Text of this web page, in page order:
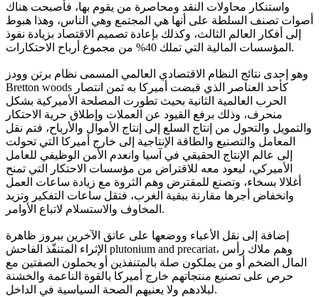
واستنكار محاولات النقد ومحاصرة من يقوم بها، فأصبحت هناك
أصوات تصنف السلطة على أنها هي المجتمع وهي الناس، وهذا هبوط
إلى أفكار العالم الثالث، وكذلك بإعادة تصميم الاقتصاد بزيادة نفوذ
المؤسسات المالية التي تملك 40% من مجموع أرباح الاحتكارات.
وهو إحدى نتائج النظام الاقتصادي العالمي المسمى نظام برتن وودز
Bretton woods كأحد العناصر الذي قبضت أميركا به ثمن انتصار
الحرب العالمية الثانية بحيث تطورت المصلحة الأميركية بشكل
منحرف، وذلك برفع القيود عن العملات وإطلاق حرية الاحتكار
والتمويل والتحول من إنتاج السلع إلى إنتاج الأموال والأرباح، فتم نقل
المعامل والتصنيع والطاقة الإنتاجية إلى خارج أميركا التي تحولت
إلى عالم الإنتاج الحقيقي في آسيا وانعدم الأمن الوظيفي للعامل
الأميركي، ليعود معه للاقتراض من مؤسسات الاحتكار التي تمنح
أغلالا بسخاء، وتصنع للمقترض وهم الثروة مع زيادة ساعات العمل
وانخفاض أجرها مقارنة ببقية الغرب، فتقل ساعات التفكير وتزيد
المخاوف والاستسلام لاتباع الأوامر.
إضافة إلى نقل الأعباء ووضعها على عاتق الآخرين ببروز ظاهرة
الإثراء المتنفّذ الفاحش plutonium and precariat، وهم ملاك رأس
المال الضخم أو من يملكون صلة بالمتنفذين أو يحملون الصفتين مع
حرص على تصنيع منتجاتهم خارج أميركا بالقوة الناعمة والخشنة
لبلادهم ولا يعنيهم الصحة السياسية في الداخل.